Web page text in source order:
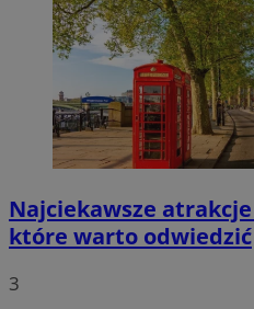
Najciekawsze
które warto odwiedzić
3